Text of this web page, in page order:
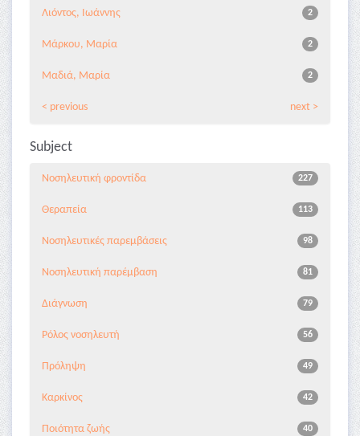
2
Λιόντος, Ιωάννης
2
Μάρκου, Μαρία
2
Μαδιά, Μαρία
< previous next >
Subject
227
Νοσηλευτική φροντίδα
113
Θεραπεία
98
Νοσηλευτικές παρεμβάσεις
81
Νοσηλευτική παρέμβαση
79
Διάγνωση
56
Ρόλος νοσηλευτή
49
Πρόληψη
42
Καρκίνος
40
Ποιότητα ζωής